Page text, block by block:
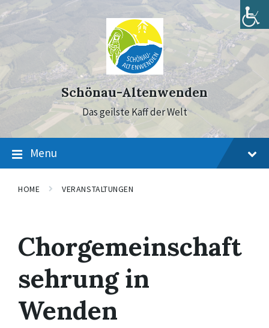
to
content
to
main
navigation
to
footer
Schönau-Altenwenden
Das geilste Kaff der Welt
Menu
HOME VERANSTALTUNGEN
Chorgemeinschaft
sehrung in
Wenden